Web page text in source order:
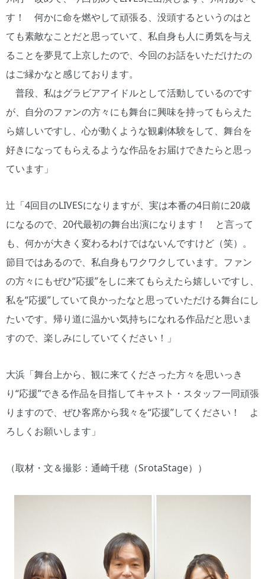
す！ 何かに命を燃やして頑張る、没頭するというのはと
ても素敵なことだと思っていて、私自身も人に勇気を与え
ることを夢見て上京したので、今回のお話をいただけたの
はご縁かなと感じております。
普段、私はグラビアアイドルとして活動しているのです
が、自分のファンの方々にも舞台に興味を持ってもらえた
ら嬉しいですし、心が動くような観劇体験をして、舞台を
好きになってもらえるような作品をお届けできたらと思っ
ています」
辻「4回目のLIVESになりますが、実は本番の4日前に20歳
になるので、20代最初の舞台出演になります！ と言って
も、何かが大きく変わるわけではないんですけど（笑）。
節目ではあるので、私自身もワクワクしています。ファン
の方々にもぜひ“応援”をしに来てもらえたら嬉しいですし、
私を“応援”していて良かったなと思っていただける舞台にし
たいです。帰り道に温かい気持ちになれる作品だと思いま
すので、楽しみにしていてください！」
大浜「舞台上から、観に来てくださった方々を思いっき
り“応援”できる作品を目指してキャスト・スタッフ一同頑張
りますので、ぜひ客席から我々を“応援”してください！ よ
ろしくお願いします」
（取材・文＆撮影：通崎千穂（SrotaStage））